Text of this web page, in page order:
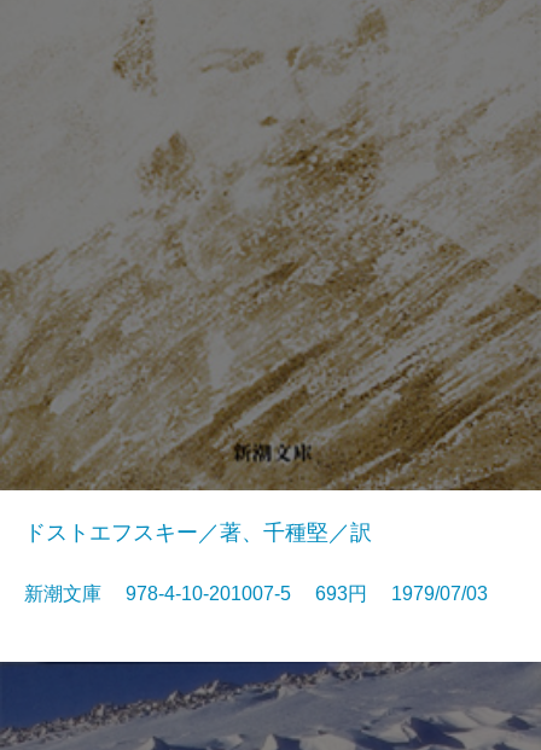
ドストエフスキー／著、千種堅／訳
新潮文庫 978-4-10-201007-5 693円 1979/07/03